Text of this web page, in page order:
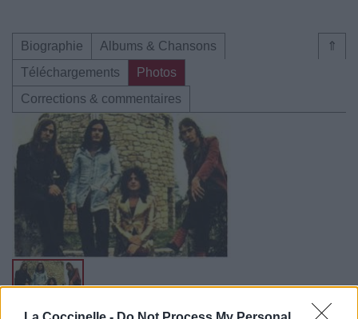
⇑
Biographie
Albums & Chansons
Téléchargements
Photos
Corrections & commentaires